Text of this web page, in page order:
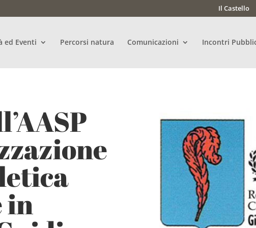
Il Castello
ed Eventi Percorsi natura Comunicazioni Incontri
in